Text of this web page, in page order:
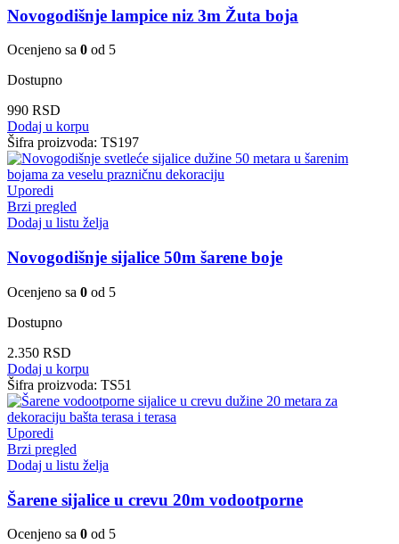
Novogodišnje lampice niz 3m Žuta boja
Ocenjeno sa 0 od 5
Dostupno
990 RSD
Dodaj u korpu
Šifra proizvoda: TS197
Uporedi
Brzi pregled
Dodaj u listu želja
Novogodišnje sijalice 50m šarene boje
Ocenjeno sa 0 od 5
Dostupno
2.350 RSD
Dodaj u korpu
Šifra proizvoda: TS51
Uporedi
Brzi pregled
Dodaj u listu želja
Šarene sijalice u crevu 20m vodootporne
Ocenjeno sa 0 od 5